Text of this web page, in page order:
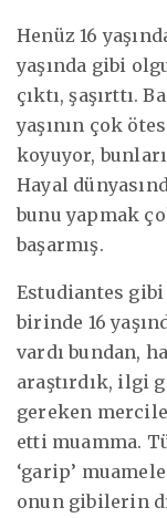
Henüz 16
yaşında gibi
çıktı, şaşırttı.
yaşının çok
koyuyor,
Hayal
bunu yapmak
başarmış.
Estudiantes
birinde 16
vardı bundan,
araştırdık, ilgi
gereken
etti muamma.
‘garip’
onun gibilerin